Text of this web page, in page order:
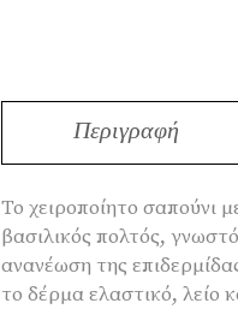
Περιγραφή
Το χειροποίητο σαπούνι
βασιλικός πολτός,
ανανέωση της
το δέρμα ελαστικό, λείο